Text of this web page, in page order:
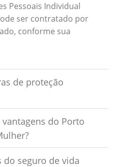
Pessoais Individual
ser contratado por
conforme sua
de proteção
do Porto
do seguro de vida